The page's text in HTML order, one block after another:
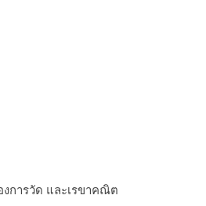
งการวัด และเรขาคณิต